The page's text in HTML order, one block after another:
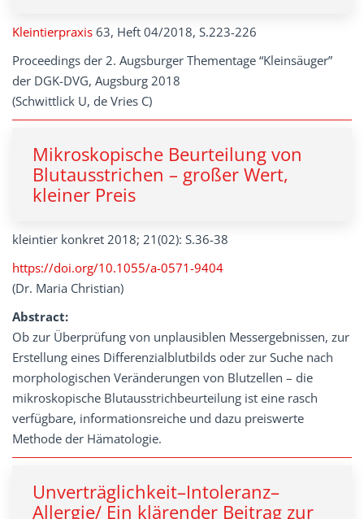
Kleintierpraxis 63, Heft 04/2018, S.223-226
Proceedings der 2. Augsburger Thementage “Kleinsäuger”
der DGK-DVG, Augsburg 2018
(Schwittlick U, de Vries C)
Mikroskopische Beurteilung von
Blutausstrichen – großer Wert,
kleiner Preis
kleintier konkret 2018; 21(02): S.36-38
https://doi.org/10.1055/a-0571-9404
(Dr. Maria Christian)
Abstract:
Ob zur Überprüfung von unplausiblen Messergebnissen, zur
Erstellung eines Differenzialblutbilds oder zur Suche nach
morphologischen Veränderungen von Blutzellen – die
mikroskopische Blutausstrichbeurteilung ist eine rasch
verfügbare, informationsreiche und dazu preiswerte
Methode der Hämatologie.
Unverträglichkeit–Intoleranz–
Allergie/ Ein klärender Beitrag zur